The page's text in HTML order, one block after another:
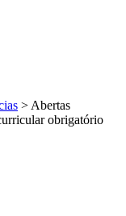
> Abertas
obrigatório